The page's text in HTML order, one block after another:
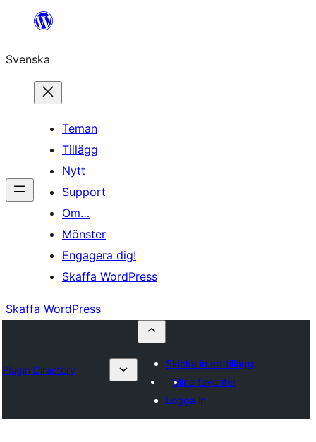
Hoppa
innehåll
Svenska
Teman
Tillägg
Nytt
Support
Om…
Mönster
Engagera dig!
Skaffa WordPress
Skaffa WordPress
Plugin Directory
Skicka in ett tillägg
Mina favoriter
Logga in